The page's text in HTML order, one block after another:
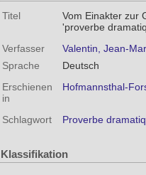
Titel
Vom Einakter zur
'proverbe
Verfasser
Valentin, Jean-
Sprache
Deutsch
Erschienen
in
Hofmannsthal-
Schlagwort Proverbe
Klassifikation